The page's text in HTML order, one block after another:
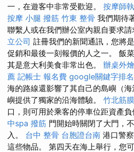
一，在遊客中非常受歡迎。 按摩師
按摩 小腿 撥筋 竹東 整骨 我們期待
聯繫人或在我們辦公室內親自要求請
立公司 註冊我們的新聞通訊，您將
促銷和最後一刻報價的人之一。 飯
其是意大利美食非常出色。 辦桌外
薦 記帳士 報名費 google關鍵字排名
海的路線還影響了其自己的島嶼（
嶼提供了獨家的沿海體驗。 竹北筋
口，則可用於乘客的停車位距資產負
中spa 撥筋 門開始時關閉了大門，
入。 台中 整骨 台胞證台南 港口警
這些物品。 第四天在海上舉行，您